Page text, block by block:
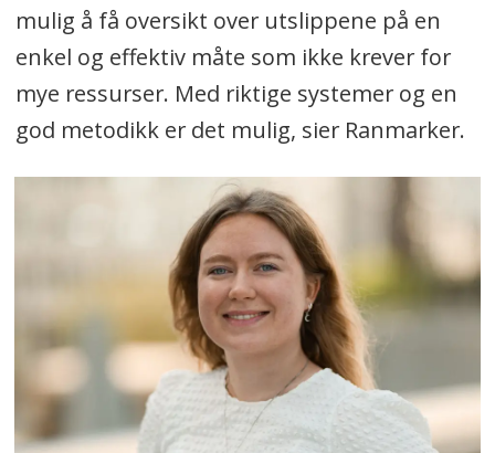
mulig å få oversikt over utslippene på en
enkel og effektiv måte som ikke krever for
mye ressurser. Med riktige systemer og en
god metodikk er det mulig, sier Ranmarker.